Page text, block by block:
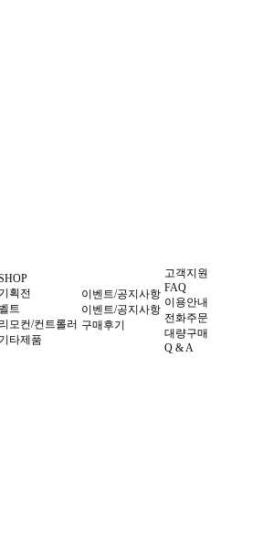
기획전
벨트
리모컨/컨트롤러
기타제품
이벤트/공지사항
이벤트/공지사항
구매후기
고객지원
FAQ
이용안내
전화주문
대량구매
Q & A